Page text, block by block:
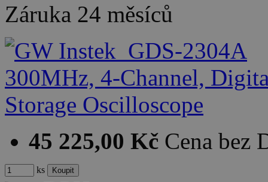
Záruka 24 měsíců
45 225,00 Kč Cena bez
ks